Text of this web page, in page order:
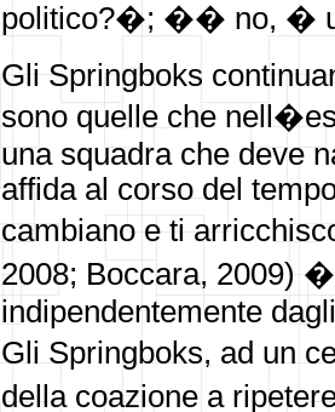
politico?�; �� no, �
Gli Springboks
sono quelle che
una squadra che deve
affida al corso del
cambiano e ti
2008; Boccara, 2009)
indipendentemente
Gli Springboks, ad un
della coazione a